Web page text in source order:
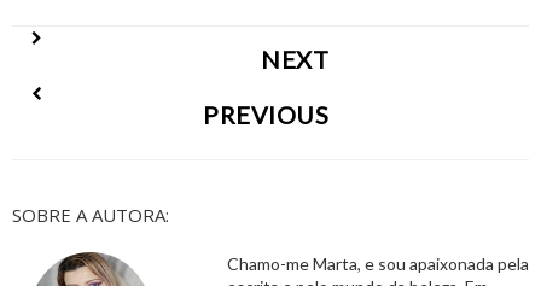
NEXT
PREVIOUS
SOBRE A AUTORA:
Chamo-me Marta, e sou apaixonada pela